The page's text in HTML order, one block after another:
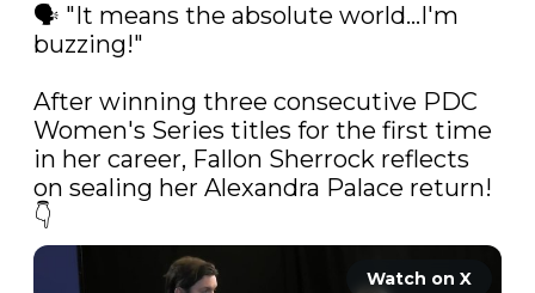
🗣️ "It means the absolute world...I'm
buzzing!"
After winning three consecutive PDC
Women's Series titles for the first time
in her career, Fallon Sherrock reflects
on sealing her Alexandra Palace return!
👇
Watch on X